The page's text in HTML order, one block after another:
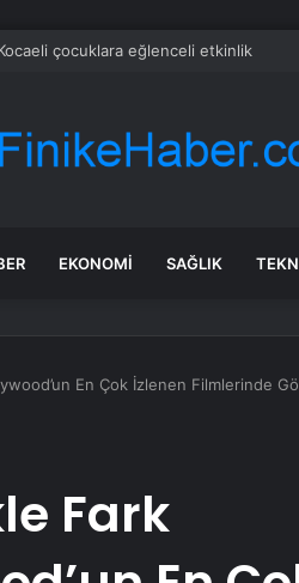
çocuklara eğlenceli etkinlik
EKONOMI SAĞLIK
En Çok İzlenen Filmlerinde
Fark